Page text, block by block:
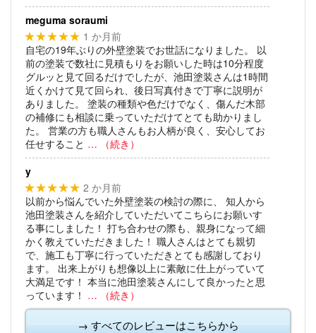
meguma soraumi
★★★★★ 1 か月前
自宅の19年ぶりの外壁塗装でお世話になりました。
以
前の塗装で数社に見積もりをお願いした時は10分程度
グルッと見て回るだけでしたが、池田塗装さんは1時間
近くかけて見て回られ、後日写真付きで丁寧に説明が
ありました。
塗装の種類や色だけでなく、傷んだ木部
の補修にも相談に乗っていただけてとても助かりまし
た。
営業の方も職人さんもお人柄が良く、安心してお
任せすること … （続き）
y
★★★★★ 2 か月前
以前から悩んでいた外壁塗装の検討の際に、
知人から
池田塗装さんを紹介していただいてこちらにお願いす
る事にしました！ 打ち合わせの際も、親身になって細
かく教えていただきました！ 職人さんはとても親切
で、施工も丁寧に行っていただきとても感謝しており
ます。
出来上がりも想像以上に素敵に仕上がっていて
大満足です！ 本当に池田塗装さんにして良かったと思
っています！ … （続き）
→ すべてのレビューはこちらから